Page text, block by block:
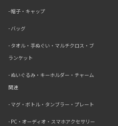
帽子・キャップ
バッグ
タオル・手ぬぐい・マルチクロス・ブ
ランケット
ぬいぐるみ・キーホルダー・チャーム
関連
マグ・ボトル・タンブラー・プレート
PC・オーディオ・スマホアクセサリー